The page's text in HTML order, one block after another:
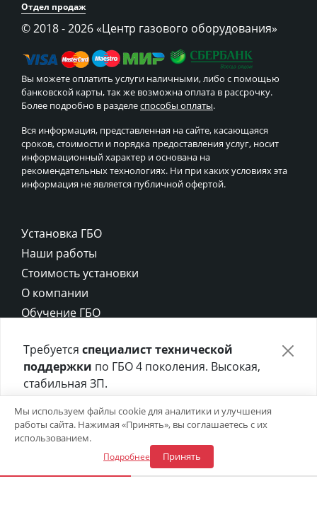
Отдел продаж
© 2018 - 2026 «Центр газового оборудования»
Вы можете оплатить услуги наличными, либо с помощью
банковской карты, так же возможна оплата в рассрочку.
Более подробно в разделеспособы оплаты.
Вся информация, представленная на сайте, касающаяся
сроков, стоимости и порядка предоставления услуг, носит
информационный характер и основана на
рекомендательных технологиях. Ни при каких условиях эта
информация не является публичной офертой.
Установка ГБО
Наши работы
Стоимость установки
О компании
Обучение ГБО
Карта сайта
Политика конфиденциальности
Политика cookie
Мы используем файлы cookie для аналитики и улучшения
работы сайта. Нажимая «Принять», вы соглашаетесь с их
использованием.
Подробнее Принять
Требуется специалист технической
поддержки по ГБО 4 поколения. Высокая,
стабильная ЗП.
Отправьте своё резюме в форме ниже 👇
Откликнуться на вакансию